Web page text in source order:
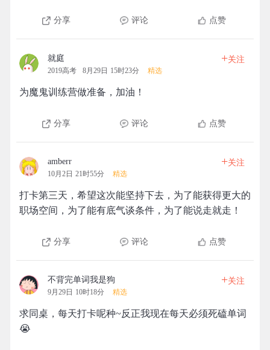
分享 评论 点赞
就庭
2019高考 8月29日 15时23分 精选
+关注
为魔鬼训练营做准备，加油！
分享 评论 点赞
amberr
10月2日 21时55分 精选
+关注
打卡第三天，希望这次能坚持下去，为了能获得更大的
职场空间，为了能有底气谈条件，为了能说走就走！
分享 评论 点赞
不背完单词我是狗
9月29日 10时18分 精选
+关注
求同桌，每天打卡呢种~反正我现在每天必须死磕单词
😭